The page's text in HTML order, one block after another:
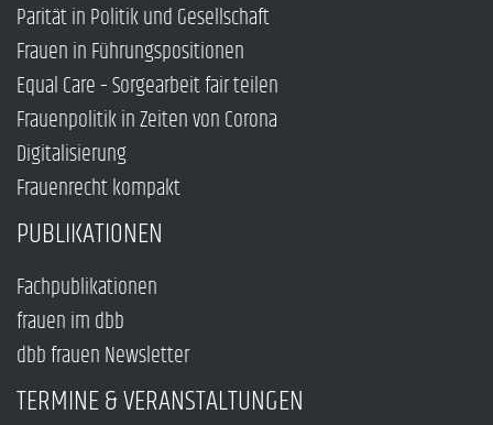
Parität in Politik und Gesellschaft
Frauen in Führungspositionen
Equal Care – Sorgearbeit fair teilen
Frauenpolitik in Zeiten von Corona
Digitalisierung
Frauenrecht kompakt
PUBLIKATIONEN
Fachpublikationen
frauen im dbb
dbb frauen Newsletter
TERMINE & VERANSTALTUNGEN